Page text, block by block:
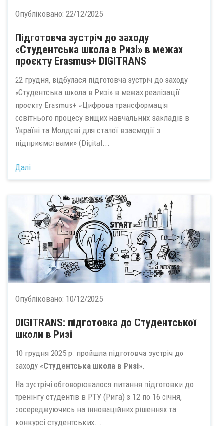
Опубліковано: 22/12/2025
Підготовча зустріч до заходу
«Студентська школа в Ризі» в межах
проєкту Erasmus+ DIGITRANS
22 грудня, відбулася підготовча зустріч до заходу
«Студентська школа в Ризі» в межах реалізації
проєкту Erasmus+ «Цифрова трансформація
освітнього процесу вищих навчальних закладів в
Україні та Молдові для сталої взаємодії з
підприємствами» (Digital...
Далі
Опубліковано: 10/12/2025
DIGITRANS: підготовка до Студентської
школи в Ризі
10 грудня 2025 р. пройшла підготовча зустріч до
заходу «Студентська школа в Ризі».
На зустрічі обговорювалося питання підготовки до
тренінгу студентів в РТУ (Рига) з 12 по 16 січня,
зосереджуючись на інноваційних рішеннях та
конкурсі студентських...